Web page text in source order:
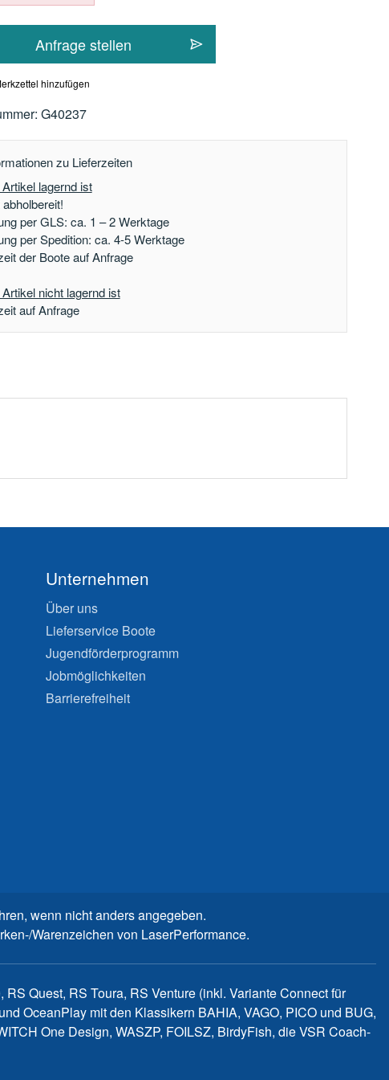
Anfrage stellen
hinzufügen
G40237
zu Lieferzeiten
lagernd ist
per GLS: ca. 1 – 2 Werktage
per Spedition: ca. 4-5 Werktage
der Boote auf Anfrage
nicht lagernd ist
auf Anfrage
Unternehmen
Über uns
Lieferservice Boote
Jugendförderprogramm
Jobmöglichkeiten
Barrierefreiheit
wenn nicht anders angegeben.
Warenzeichen von LaserPerformance.
Quest, RS Toura, RS Venture (inkl. Variante Connect für
OceanPlay mit den Klassikern BAHIA, VAGO, PICO und BUG,
One Design, WASZP, FOILSZ, BirdyFish, die VSR Coach-